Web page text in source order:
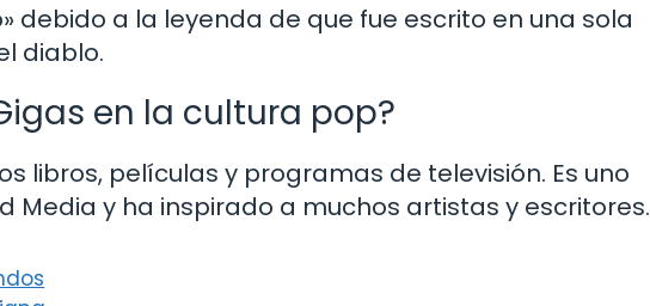
debido a la leyenda de que fue escrito en una sola
diablo.
en la cultura pop?
libros, películas y programas de televisión. Es uno
Media y ha inspirado a muchos artistas y escritores.